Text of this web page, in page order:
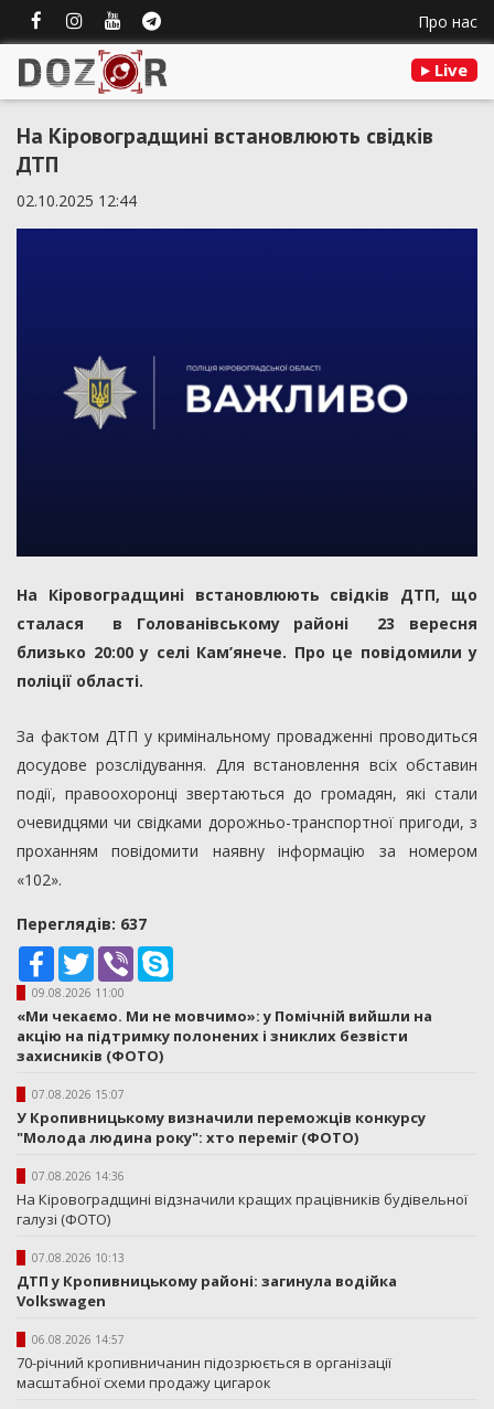
Про нас
Live
На Кіровоградщині встановлюють свідків
ДТП
02.10.2025 12:44
На Кіровоградщині встановлюють свідків ДТП, що
сталася в Голованівському районі 23 вересня
близько 20:00 у селі Кам’янече. Про це повідомили у
поліції області.
За фактом ДТП у кримінальному провадженні проводиться
досудове розслідування. Для встановлення всіх обставин
події, правоохоронці звертаються до громадян, які стали
очевидцями чи свідками дорожньо-транспортної пригоди, з
проханням повідомити наявну інформацію за номером
«102».
Переглядiв: 637
Facebook
TwitterViber
09.08.2026 11:00
«Ми чекаємо. Ми не мовчимо»: у Помічній вийшли на
акцію на підтримку полонених і зниклих безвісти
захисників (ФОТО)
07.08.2026 15:07
У Кропивницькому визначили переможців конкурсу
"Молода людина року": хто переміг (ФОТО)
07.08.2026 14:36
На Кіровоградщині відзначили кращих працівників будівельної
галузі (ФОТО)
07.08.2026 10:13
ДТП у Кропивницькому районі: загинула водійка
Volkswagen
06.08.2026 14:57
70-річний кропивничанин підозрюється в організації
масштабної схеми продажу цигарок